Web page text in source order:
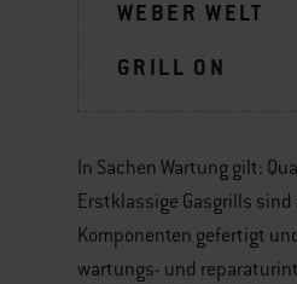
WEBER WELT
GRILL ON
In Sachen Wartung gilt:
Erstklassige Gasgrills
Komponenten gefertigt
wartungs- und